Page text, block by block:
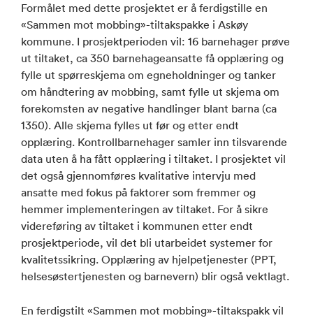
Formålet med dette prosjektet er å ferdigstille en
«Sammen mot mobbing»-tiltakspakke i Askøy
kommune. I prosjektperioden vil: 16 barnehager prøve
ut tiltaket, ca 350 barnehageansatte få opplæring og
fylle ut spørreskjema om egneholdninger og tanker
om håndtering av mobbing, samt fylle ut skjema om
forekomsten av negative handlinger blant barna (ca
1350). Alle skjema fylles ut før og etter endt
opplæring. Kontrollbarnehager samler inn tilsvarende
data uten å ha fått opplæring i tiltaket. I prosjektet vil
det også gjennomføres kvalitative intervju med
ansatte med fokus på faktorer som fremmer og
hemmer implementeringen av tiltaket. For å sikre
videreføring av tiltaket i kommunen etter endt
prosjektperiode, vil det bli utarbeidet systemer for
kvalitetssikring. Opplæring av hjelpetjenester (PPT,
helsesøstertjenesten og barnevern) blir også vektlagt.
En ferdigstilt «Sammen mot mobbing»-tiltakspakk vil